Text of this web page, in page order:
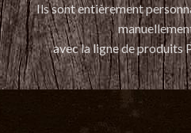
Ils sont entièrement
avec la ligne de produits